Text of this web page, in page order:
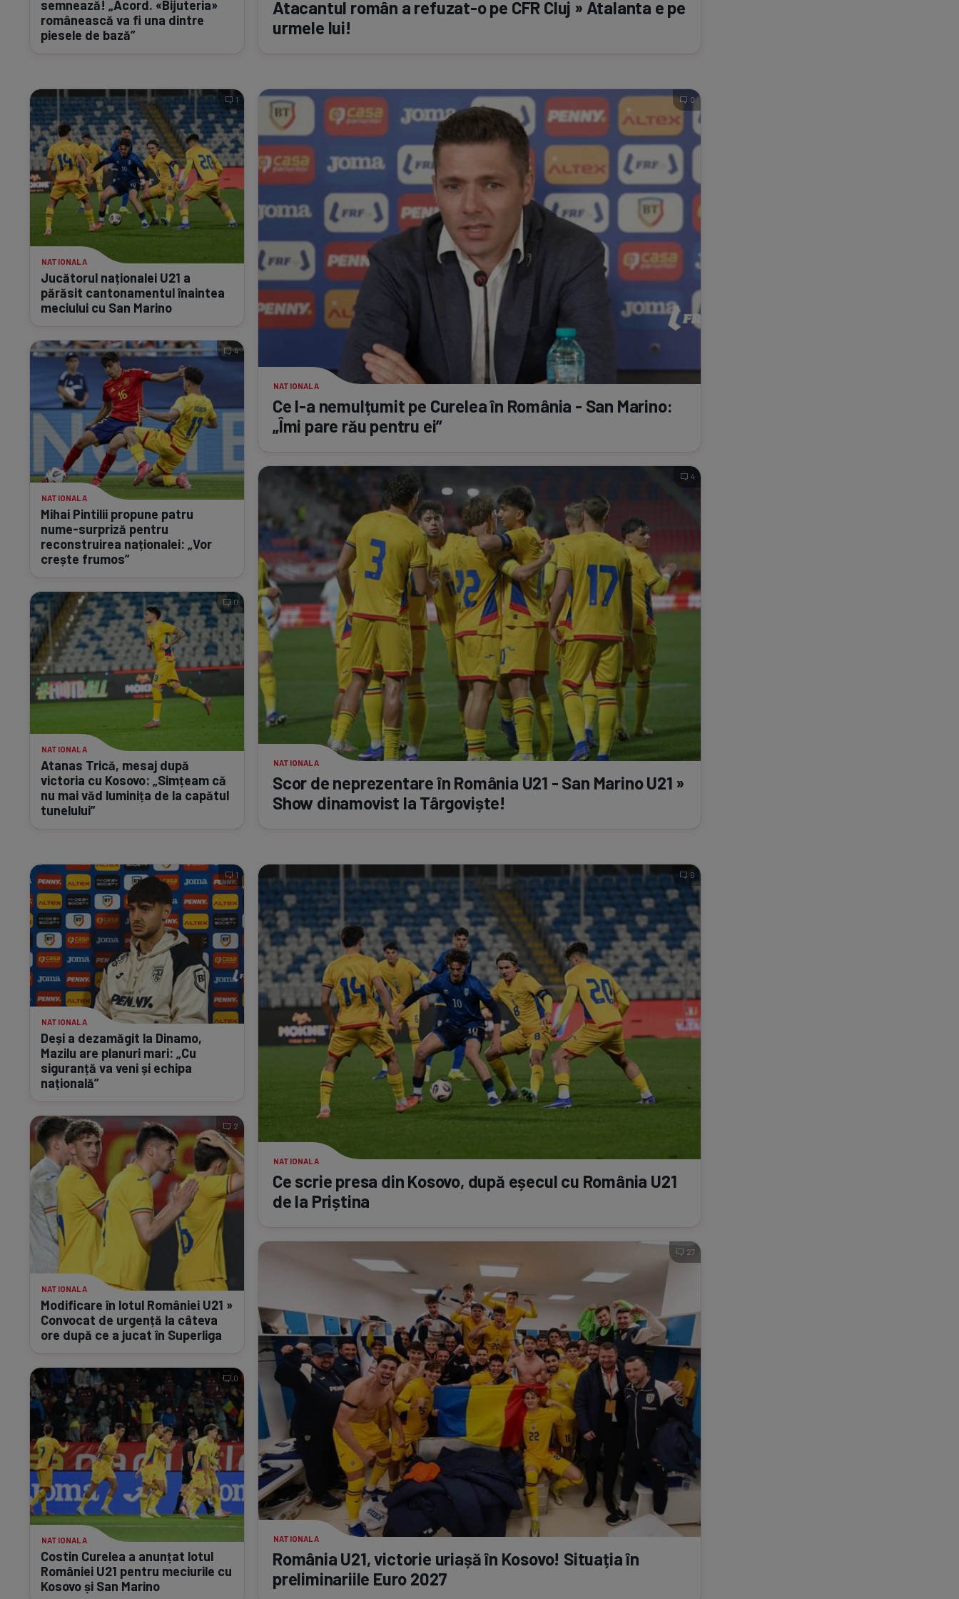
semnează! „Acord. «Bijuteria»
românească va fi una dintre
piesele de bază”
Atacantul român a refuzat-ope CFR Cluj » Atalanta e pe
urmele lui!
NATIONALA
Jucătorul naționalei U21 a
părăsit cantonamentul înaintea
meciului cu San Marino
1
NATIONALA
Mihai Pintilii propune patru
nume-surpriză pentru
reconstruirea naționalei: „Vor
crește frumos”
4
NATIONALA
Atanas Trică, mesaj după
victoria cu Kosovo: „Simțeam că
nu mai văd luminița de la capătul
tunelului”
0
NATIONALA
Ce l-a nemulțumit pe Curelea în România - San Marino:
„Îmi pare rău pentru ei”
0
NATIONALA
Scor de neprezentare în România U21 - San Marino U21 »
Show dinamovist la Târgoviște!
4
NATIONALA
Deși a dezamăgit la Dinamo,
Mazilu are planuri mari: „Cu
siguranță va veni și echipa
națională”
1
NATIONALA
Modificare în lotul României U21 »
Convocat de urgență la câteva
ore după ce a jucat în Superliga
2
NATIONALA
Costin Curelea a anunțat lotul
României U21 pentru meciurile cu
Kosovo și San Marino
0
NATIONALA
Ce scrie presa din Kosovo, după eșecul cu România U21
de la Priștina
0
NATIONALA
România U21, victorie uriașă în Kosovo! Situația în
preliminariile Euro 2027
27